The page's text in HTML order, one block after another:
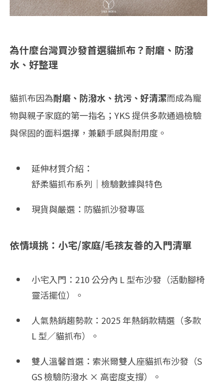
為什麼台灣買沙發首選貓抓布？耐磨、防潑
水、好整理
貓抓布因為耐磨、防潑水、抗污、好清潔而成為寵
物與親子家庭的第一指名；YKS 提供多款通過檢驗
與保固的面料選擇，兼顧手感與耐用度。
延伸材質介紹：
舒柔貓抓布系列｜檢驗數據與特色
現貨與嚴選： 防貓抓沙發專區
依情境挑：小宅/家庭/毛孩友善的入門清單
小宅入門： 210 公分內 L 型布沙發 （活動腳椅
靈活擺位）。
人氣熱銷趨勢款： 2025 年熱銷款精選 （多款
L 型／貓抓布）。
雙人溫馨首選： 索米爾雙人座貓抓布沙發 （S
GS 檢驗防潑水 × 高密度支撐）。